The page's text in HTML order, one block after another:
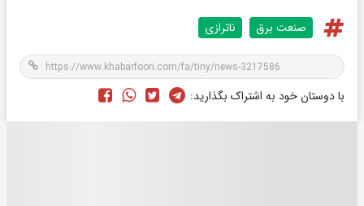
صنعت برق ناترازی
با دوستان خود به اشتراک بگذارید: